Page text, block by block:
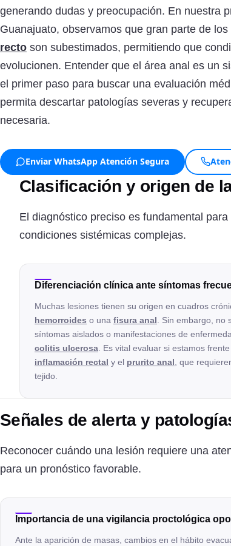
generando dudas y preocupación. En nuestra
Guanajuato, observamos que gran parte de los
recto son subestimados, permitiendo que
evolucionen. Entender que el área anal es un
el primer paso para buscar una evaluación
permita descartar patologías severas y
necesaria.
Enviar WhatsApp Atención Segura
Clasificación y origen de
El diagnóstico preciso es fundamental
condiciones sistémicas complejas.
Diferenciación clínica ante síntomas
Muchas lesiones tienen su origen en cuadros
hemorroides o una fisura anal . Sin embargo,
síntomas aislados o manifestaciones de
colitis ulcerosa . Es vital evaluar si estamos
inflamación rectal y el prurito anal , que
tejido.
Señales de alerta y
Reconocer cuándo una lesión requiere una
para un pronóstico favorable.
Importancia de una vigilancia proctológica
Ante la aparición de masas, cambios en el hábito